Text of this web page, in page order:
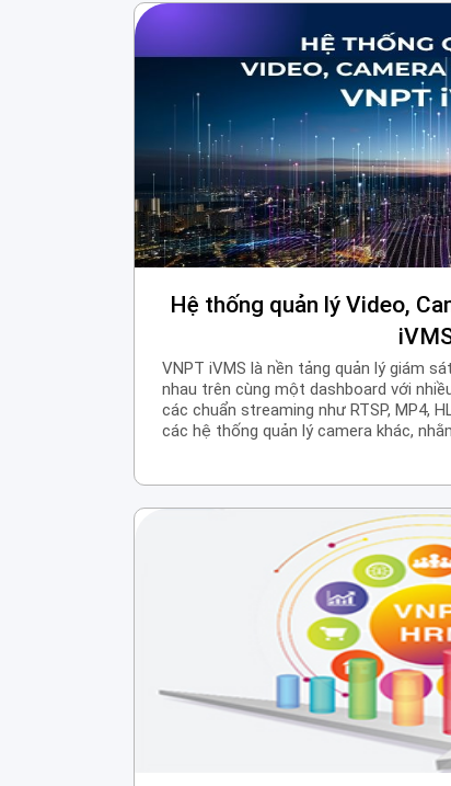
Hệ thống quản lý Video,
VNPT iVMS là nền tảng quản lý giám
nhau trên cùng một dashboard với
các chuẩn streaming như RTSP, MP4,
các hệ thống quản lý camera khác,